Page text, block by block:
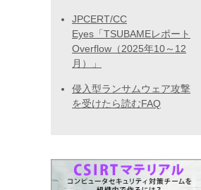
JPCERT/CC
Eyes「TSUBAMEレポート
Overflow（2025年10～12
月）」
侵入型ランサムウェア攻撃
を受けたら読むFAQ